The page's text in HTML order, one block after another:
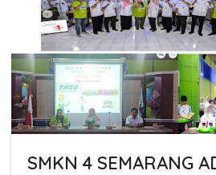
SMKN 4 SEMARANG